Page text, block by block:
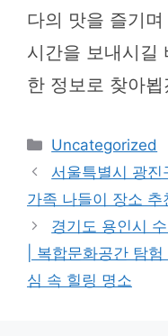
다의 맛을 즐기
시간을 보내시길
한 정보로 찾아뵙
카
테
리
Uncategorized
서울특별시 광진
가족 나들이 장소
경기도 용인시
| 복합문화공간 탐
심 속 힐링 명소